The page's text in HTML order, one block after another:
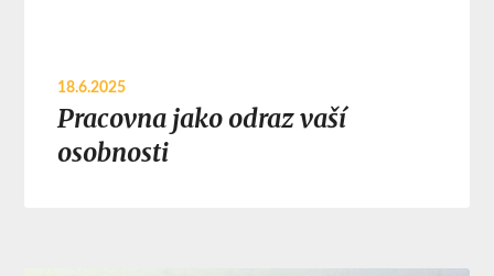
18.6.2025
Pracovna jako odraz vaší
osobnosti